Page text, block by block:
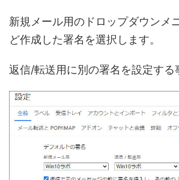
新規メール用のドロップダウンメ
ど作成した署名を選択します。
返信/転送用に別の署名を設定する